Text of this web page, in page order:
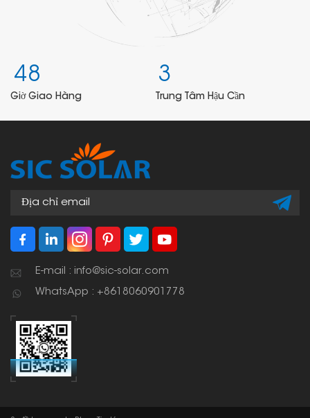
48
Giờ Giao Hàng
3
Trung Tâm Hậu Cần
E-mail : info@sic-solar.com
WhatsApp : +8618060901778